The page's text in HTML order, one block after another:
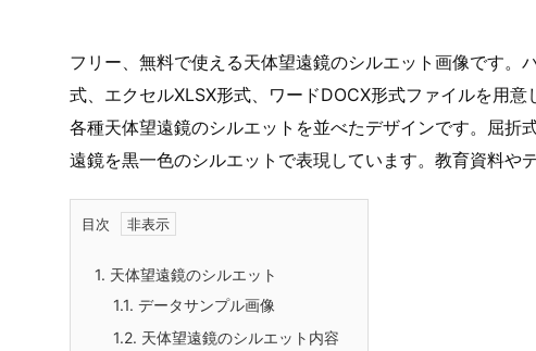
フリー、無料で使える天体望遠鏡のシルエット画像です。
式、エクセルXLSX形式、ワードDOCX形式ファイルを用意
各種天体望遠鏡のシルエットを並べたデザインです。屈折
遠鏡を黒一色のシルエットで表現しています。教育資料や
目次
1. 天体望遠鏡のシルエット
1.1. データサンプル画像
1.2. 天体望遠鏡のシルエット内容